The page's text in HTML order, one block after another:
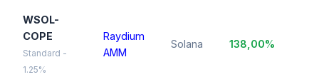
WSOL-
COPE
Standard -
1.25%
Raydium
AMM
Solana 138,00%